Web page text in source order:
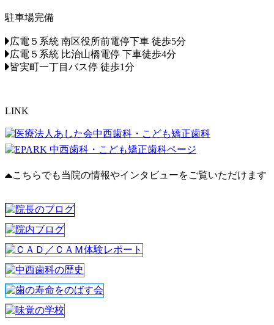
駐車場完備
広電５系統 南区役所前電停下車 徒歩5分
広電５系統 比治山橋電停 下車徒歩4分
皆実町一丁目バス停 徒歩1分
LINK
こちらでも当院の情報やインタビューをご覧いただけます